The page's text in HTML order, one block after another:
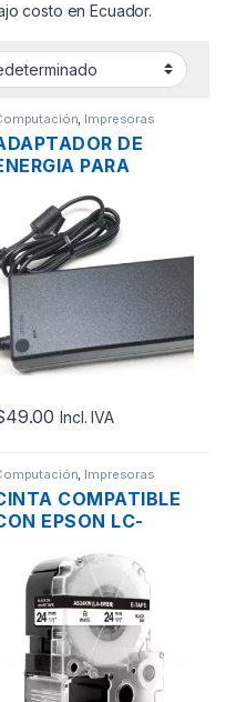
costo en Ecuador.
, Impresoras
DE
PARA
FSP060-RPAC DE
24V 2.5A
49.00 Incl. IVA
, Impresoras
COMPATIBLE
EPSON LC-
NEGRO SOBRE
BLANCO DE 18MM
8MTS. PARA LW400
LW700 LW500